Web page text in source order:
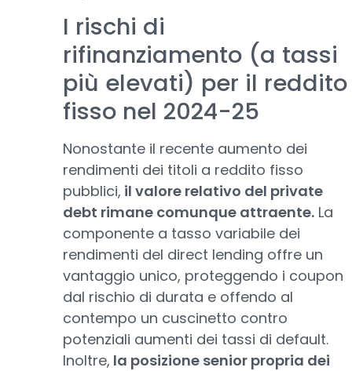
I rischi di
rifinanziamento (a tassi
più elevati) per il reddito
fisso nel 2024-25
Nonostante il recente aumento dei
rendimenti dei titoli a reddito fisso
pubblici, il valore relativo del private
debt rimane comunque attraente. La
componente a tasso variabile dei
rendimenti del direct lending offre un
vantaggio unico, proteggendo i coupon
dal rischio di durata e offendo al
contempo un cuscinetto contro
potenziali aumenti dei tassi di default.
Inoltre, la posizione senior propria dei